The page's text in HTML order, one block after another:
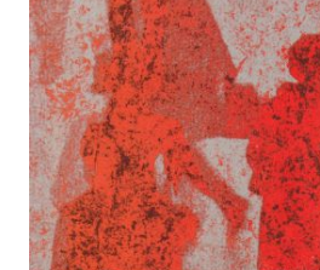
Paperback
Bibliografische Daten
Produktbeschreibung
alersbedingter, guter Zustand